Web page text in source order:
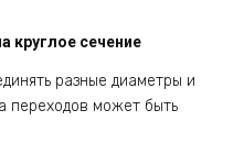
круглое сечение
разные диаметры и
переходов может быть